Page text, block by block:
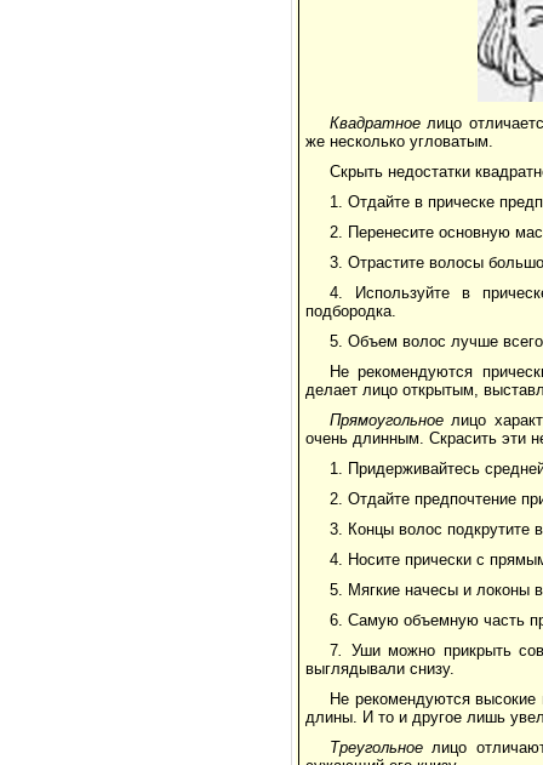
Квадратное лицо
же несколько угловатым.
Скрыть недостатки
1. Отдайте в прическе
2. Перенесите основную
3. Отрастите волосы
4. Используйте в
подбородка.
5. Объем волос лучше
Не рекомендуются
делает лицо открытым,
Прямоугольное лицо
очень длинным. Скрасить эти
1. Придерживайтесь
2. Отдайте предпочтение
3. Концы волос подкрутите
4. Носите прически с
5. Мягкие начесы и локоны
6. Самую объемную часть
7
Уши можно прикрыть
выглядывали снизу.
Не рекомендуются
длины. И то и другое лишь
Треугольное лицо